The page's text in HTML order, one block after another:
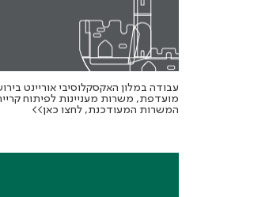
עבודה במלון האקסקלוסיבי אוריינט
מועדפת, משרות מעניינות לפיתוח
המשרות המעודכנת, לחצו כאן>>